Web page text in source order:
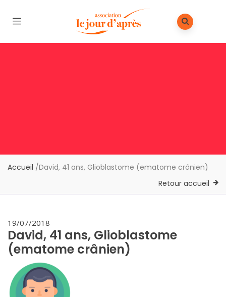
Accueil /David, 41 ans, Glioblastome (ematome crânien)
Retour accueil
19/07/2018
David, 41 ans, Glioblastome
(ematome crânien)